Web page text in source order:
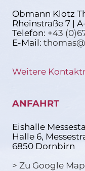
Obmann Klotz
Rheinstraße 7 |
Telefon: +43
E-Mail:
Weitere
ANFAHRT
Eishalle
Halle 6,
6850 Dornbirn
> Zu Google